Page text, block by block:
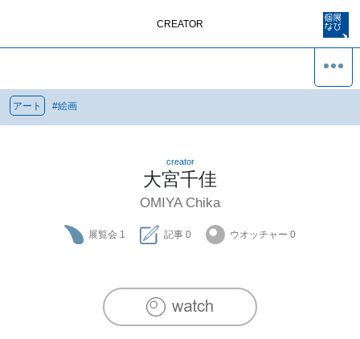
CREATOR
アート #絵画
creator
大宮千佳
OMIYA Chika
展覧会 1 記事 0 ウオッチャー 0